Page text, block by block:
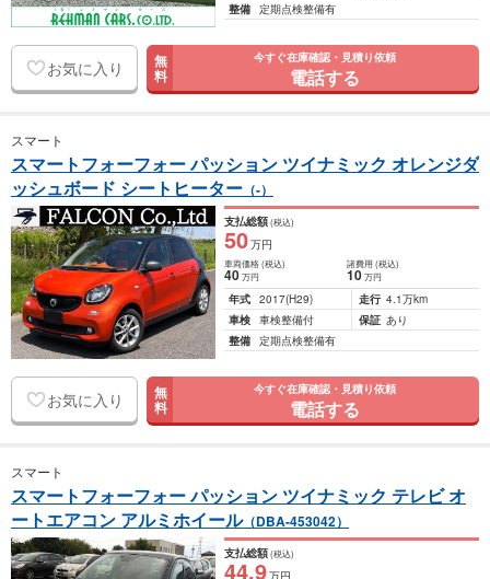
整備 定期点検整備有
お気に入り 無
料
今すぐ在庫確認・見積り依頼
電話する
スマート
スマートフォーフォー パッション ツイナミック オレンジダ
ッシュボード シートヒーター （-）
支払総額(税込)
50万円
車両価格(税込)
40万円
諸費用 (税込)
10 万円
年式 2017(H29) 走行 4.1万km
車検 車検整備付 保証 あり
整備 定期点検整備有
お気に入り 無
料
今すぐ在庫確認・見積り依頼
電話する
スマート
スマートフォーフォー パッション ツイナミック テレビ オ
ートエアコン アルミホイール（DBA-453042）
支払総額(税込)
44.9万円